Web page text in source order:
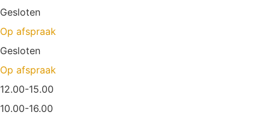
Gesloten
Op afspraak
Gesloten
Op afspraak
12.00-15.00
10.00-16.00